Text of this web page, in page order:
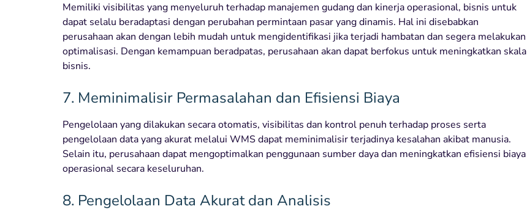
Memiliki visibilitas yang menyeluruh terhadap manajemen gudang dan kinerja operasional, bisnis untuk
dapat selalu beradaptasi dengan perubahan permintaan pasar yang dinamis. Hal ini disebabkan
perusahaan akan dengan lebih mudah untuk mengidentifikasi jika terjadi hambatan dan segera melakukan
optimalisasi. Dengan kemampuan beradpatas, perusahaan akan dapat berfokus untuk meningkatkan skala
bisnis.
7. Meminimalisir Permasalahan dan Efisiensi Biaya
Pengelolaan yang dilakukan secara otomatis, visibilitas dan kontrol penuh terhadap proses serta
pengelolaan data yang akurat melalui WMS dapat meminimalisir terjadinya kesalahan akibat manusia.
Selain itu, perusahaan dapat mengoptimalkan penggunaan sumber daya dan meningkatkan efisiensi biaya
operasional secara keseluruhan.
8. Pengelolaan Data Akurat dan Analisis